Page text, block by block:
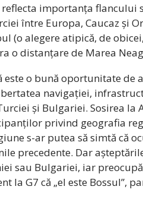
importanța flancului
între Europa, Caucaz și
(o alegere atipică, de
o distanțare de Marea
este o bună oportunitate de
navigației,
și Bulgariei. Sosirea la
privind geografia
s-ar putea să simtă că
precedente. Dar
sau Bulgariei, iar
la G7 că „el este Bossul”,